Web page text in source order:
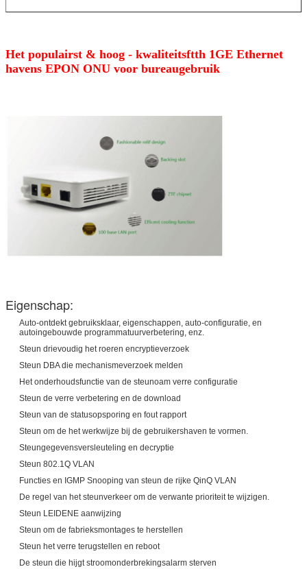
Het populairst & hoog - kwaliteitsftth 1GE Ethernet
havens EPON ONU voor bureaugebruik
Eigenschap:
Auto-ontdekt gebruiksklaar, eigenschappen, auto-configuratie, en
autoingebouwde programmatuurverbetering, enz.
Steun drievoudig het roeren encryptieverzoek
Steun DBA die mechanismeverzoek melden
Het onderhoudsfunctie van de steunoam verre configuratie
Steun de verre verbetering en de download
Steun van de statusopsporing en fout rapport
Steun om de het werkwijze bij de gebruikershaven te vormen.
Steungegevensversleuteling en decryptie
Steun 802.1Q VLAN
Functies en IGMP Snooping van steun de rijke QinQ VLAN
De regel van het steunverkeer om de verwante prioriteit te wijzigen.
Steun LEIDENE aanwijzing
Steun om de fabrieksmontages te herstellen
Steun het verre terugstellen en reboot
De steun die hijgt stroomonderbrekingsalarm sterven